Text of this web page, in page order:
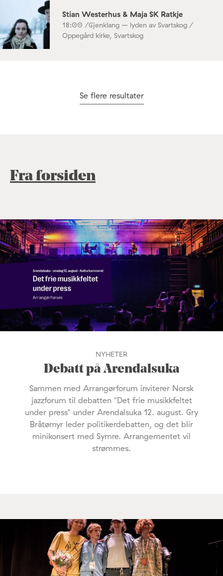
Stian Westerhus & Maja SK Ratkje
18:00 /Gjenklang – lyden av Svartskog /
Oppegård kirke, Svartskog
Se flere resultater
Fra forsiden
NYHETER
Debatt på Arendalsuka
Sammen med Arrangørforum inviterer Norsk
jazzforum til debatten "Det frie musikkfeltet
under press" under Arendalsuka 12. august. Gry
Bråtømyr leder politikerdebatten, og det blir
minikonsert med Symre. Arrangementet vil
strømmes.